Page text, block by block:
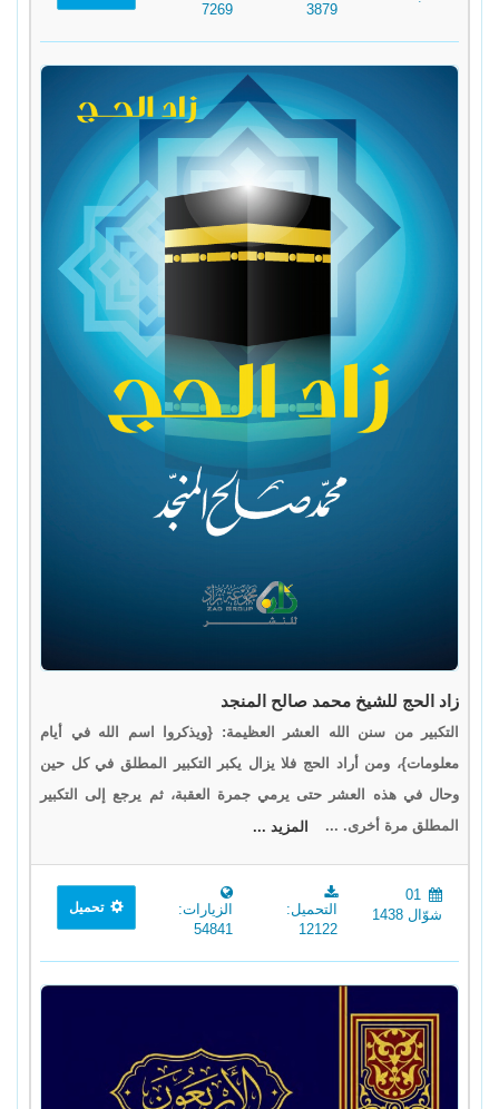
3879
7269
زاد الحج للشيخ محمد صالح المنجد
التكبير من سنن الله العشر العظيمة: {ويذكروا اسم الله في أيام
معلومات}، ومن أراد الحج فلا يزال يكبر التكبير المطلق في كل حين
وحال في هذه العشر حتى يرمي جمرة العقبة، ثم يرجع إلى التكبير
المطلق مرة أخرى. ...
المزيد ...
01
شوّال 1438
التحميل:
12122
الزيارات:
54841
تحميل